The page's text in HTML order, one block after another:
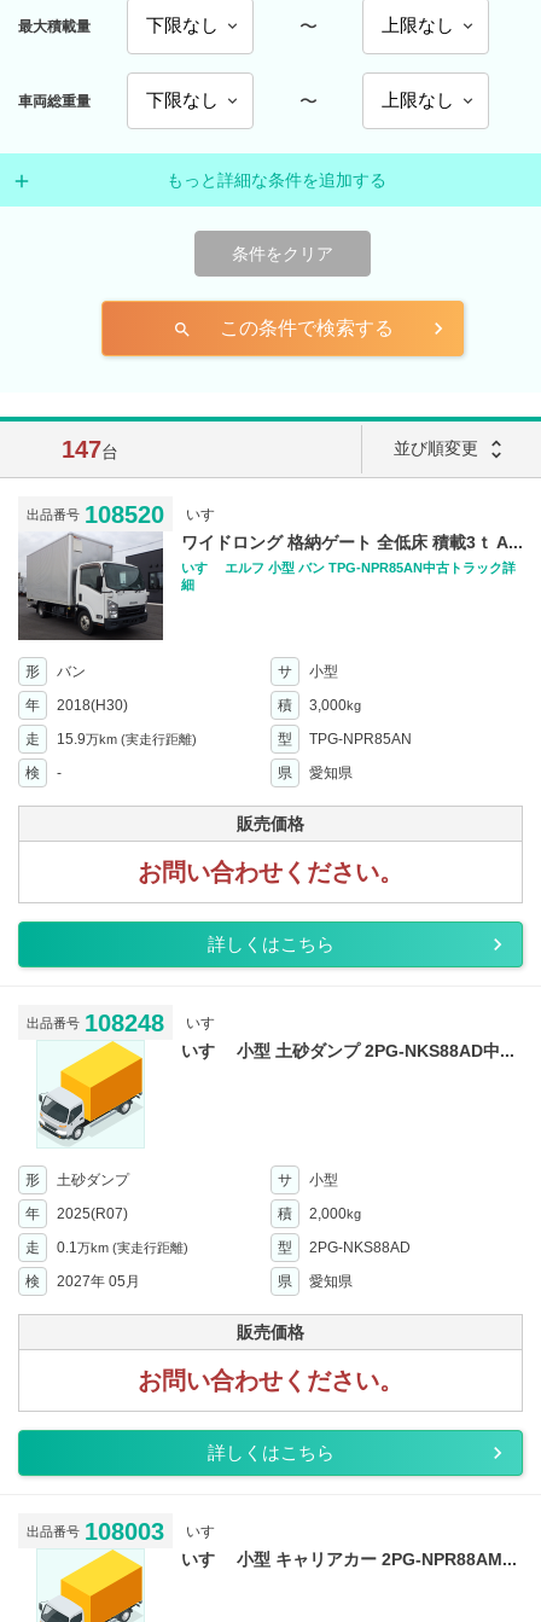
最大積載量 〜
車両総重量 〜
もっと詳細な条件を追加する
条件をクリア
search この条件で検索する
147台 並び順変更 unfold_more
出品番号 108520 いすゞ
ワイドロング 格納ゲート 全低床 積載3ｔ A...
いすゞ エルフ 小型 バン TPG-NPR85AN中古トラック詳
細
形 バン サ
小型
年
2018(H30) 積 3,000kg
走 15.9万km (実走行距離) 型
TPG-NPR85AN
検
- 県 愛知県
販売価格
お問い合わせください。
詳しくはこちら
出品番号 108248 いすゞ
いすゞ 小型 土砂ダンプ 2PG-NKS88AD中...
形 土砂ダンプ サ
小型
年
2025(R07) 積 2,000kg
走 0.1万km (実走行距離) 型
2PG-NKS88AD
検
2027年 05月 県 愛知県
販売価格
お問い合わせください。
詳しくはこちら
出品番号 108003 いすゞ
いすゞ 小型 キャリアカー 2PG-NPR88AM...